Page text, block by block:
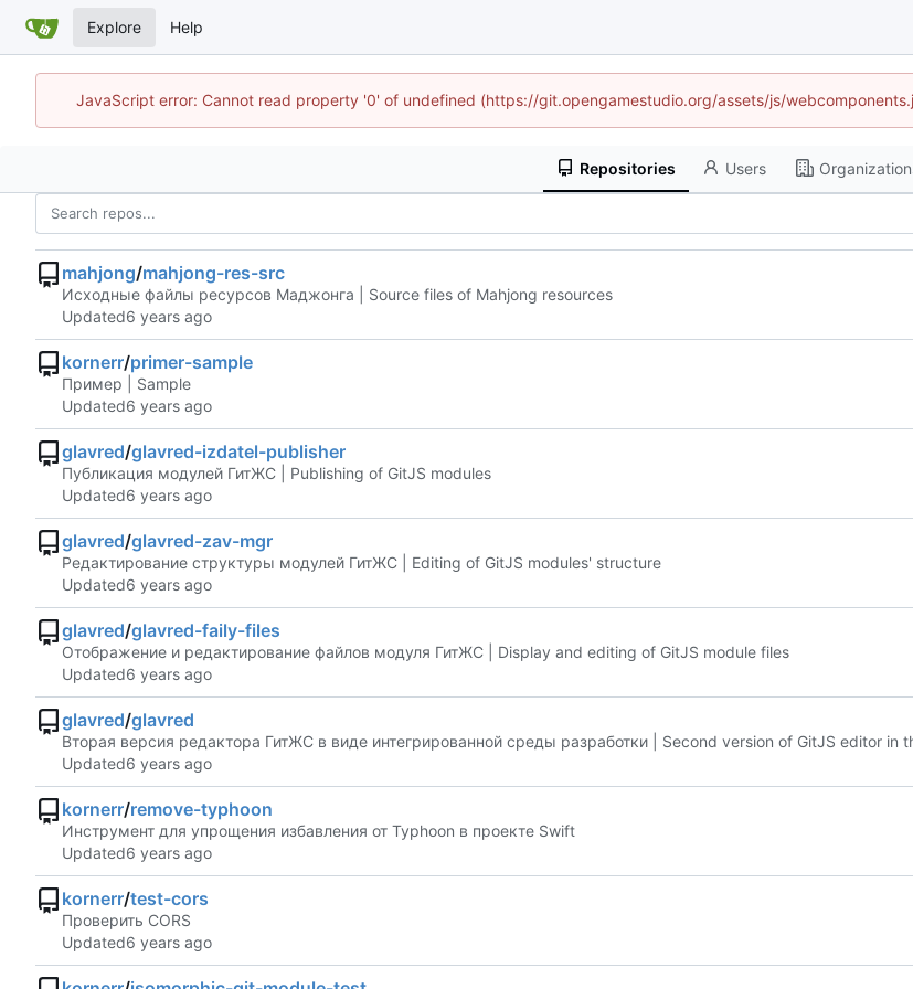
Explore Help
JavaScript error: Cannot read property '0' of undefined (https://git.opengamestudio.org/assets/js/
Repositories Users
mahjong/mahjong-res-src
Исходные файлы ресурсов Маджонга | Source files of Mahjong resources
Updated
kornerr/primer-sample
Пример | Sample
Updated
glavred/glavred-izdatel-publisher
Публикация модулей ГитЖС | Publishing of GitJS modules
Updated
glavred/glavred-zav-mgr
Редактирование структуры модулей ГитЖС | Editing of GitJS modules' structure
Updated
glavred/glavred-faily-files
Отображение и редактирование файлов модуля ГитЖС | Display and editing of GitJS module files
Updated
glavred/glavred
Вторая версия редактора ГитЖС в виде интегрированной среды разработки | Second version of GitJS editor
Updated
kornerr/remove-typhoon
Инструмент для упрощения избавления от Typhoon в проекте Swift
Updated
kornerr/test-cors
Проверить CORS
Updated